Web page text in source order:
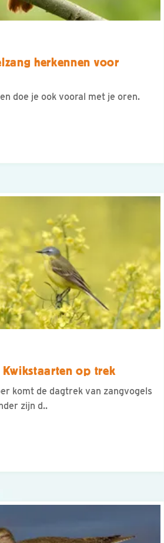
herkennen voor
doe je ook vooral met je oren.
op trek
komt de dagtrek van zangvogels
zijn d..